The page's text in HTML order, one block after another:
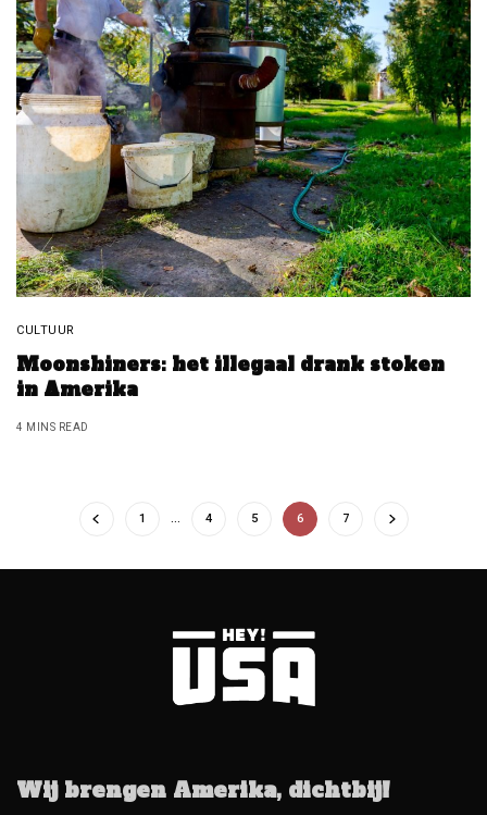
CULTUUR
Moonshiners: het illegaal drank stoken
in Amerika
4 MINS READ
1 … 4 5 6 7
Wij brengen Amerika, dichtbij!